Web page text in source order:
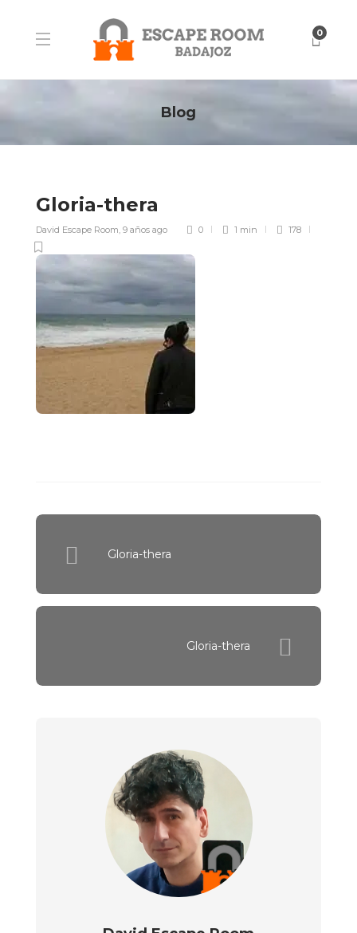
0
Blog
Gloria-thera
David Escape Room, 9 años ago 0 1 min 178
Gloria-thera
Gloria-thera